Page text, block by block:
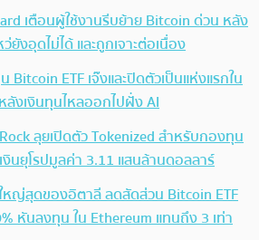
เตือนผู้ใช้งานรีบย้าย Bitcoin ด่วน หลัง
ยังอุดไม่ได้ และถูกเจาะต่อเนื่อง
Bitcoin ETF เจ๊งและปิดตัวเป็นแห่งแรกใน
ลังเงินทุนไหลออกไปฝั่ง AI
ลุยเปิดตัว Tokenized สำหรับกองทุน
งินยุโรปมูลค่า 3.11 แสนล้านดอลลาร์
หญ่สุดของอิตาลี ลดสัดส่วน Bitcoin ETF
หันลงทุน ใน Ethereum แทนถึง 3 เท่า